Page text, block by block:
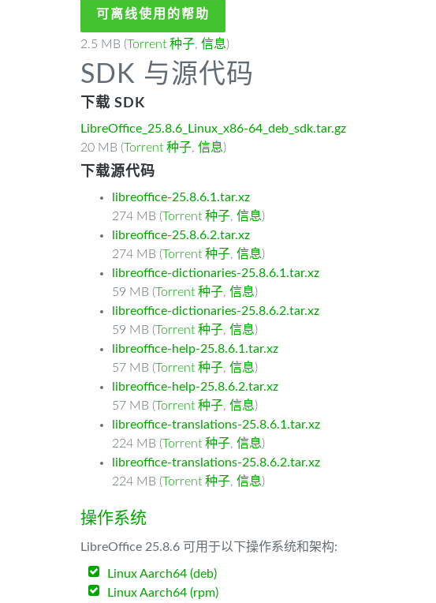
可离线使用的帮助
2.5 MB (Torrent 种子, 信息)
SDK 与源代码
下载 SDK
LibreOffice_25.8.6_Linux_x86-64_deb_sdk.tar.gz
20 MB (Torrent 种子, 信息)
下载源代码
libreoffice-25.8.6.1.tar.xz
274 MB (Torrent 种子, 信息)
libreoffice-25.8.6.2.tar.xz
274 MB (Torrent 种子, 信息)
libreoffice-dictionaries-25.8.6.1.tar.xz
59 MB (Torrent 种子, 信息)
libreoffice-dictionaries-25.8.6.2.tar.xz
59 MB (Torrent 种子, 信息)
libreoffice-help-25.8.6.1.tar.xz
57 MB (Torrent 种子, 信息)
libreoffice-help-25.8.6.2.tar.xz
57 MB (Torrent 种子, 信息)
libreoffice-translations-25.8.6.1.tar.xz
224 MB (Torrent 种子, 信息)
libreoffice-translations-25.8.6.2.tar.xz
224 MB (Torrent 种子, 信息)
操作系统
LibreOffice 25.8.6 可用于以下操作系统和架构:
Linux Aarch64 (deb)
Linux Aarch64 (rpm)